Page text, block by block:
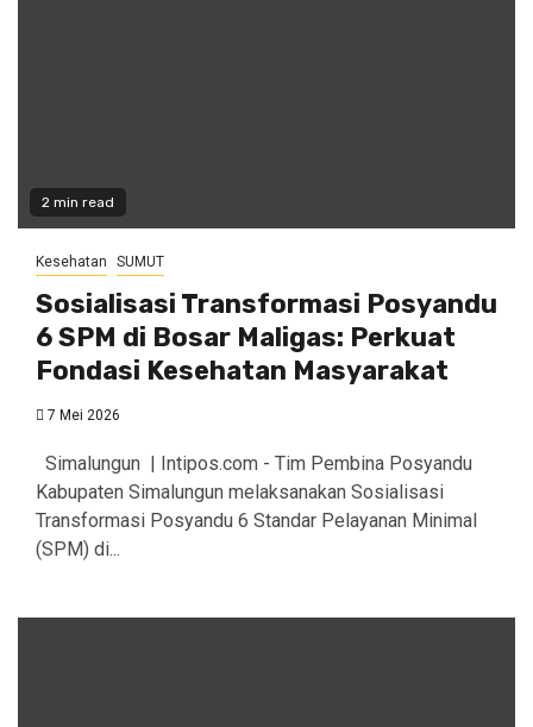
2 min read
Kesehatan SUMUT
Sosialisasi Transformasi Posyandu
6 SPM di Bosar Maligas: Perkuat
Fondasi Kesehatan Masyarakat
7 Mei 2026
Simalungun | Intipos.com - Tim Pembina Posyandu
Kabupaten Simalungun melaksanakan Sosialisasi
Transformasi Posyandu 6 Standar Pelayanan Minimal
(SPM) di...